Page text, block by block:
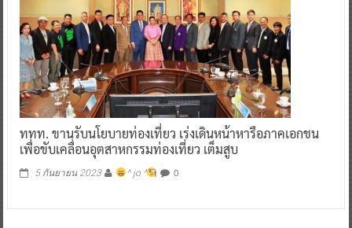
ททท. ขานรับนโยบายท่องเที่ยว เร่งเดินหน้าหารือภาคเอกชน
เพื่อขับเคลื่อนอุตสาหกรรมท่องเที่ยว เต็มสูบ
5 กันยายน 2023 ^ jo ^ 0